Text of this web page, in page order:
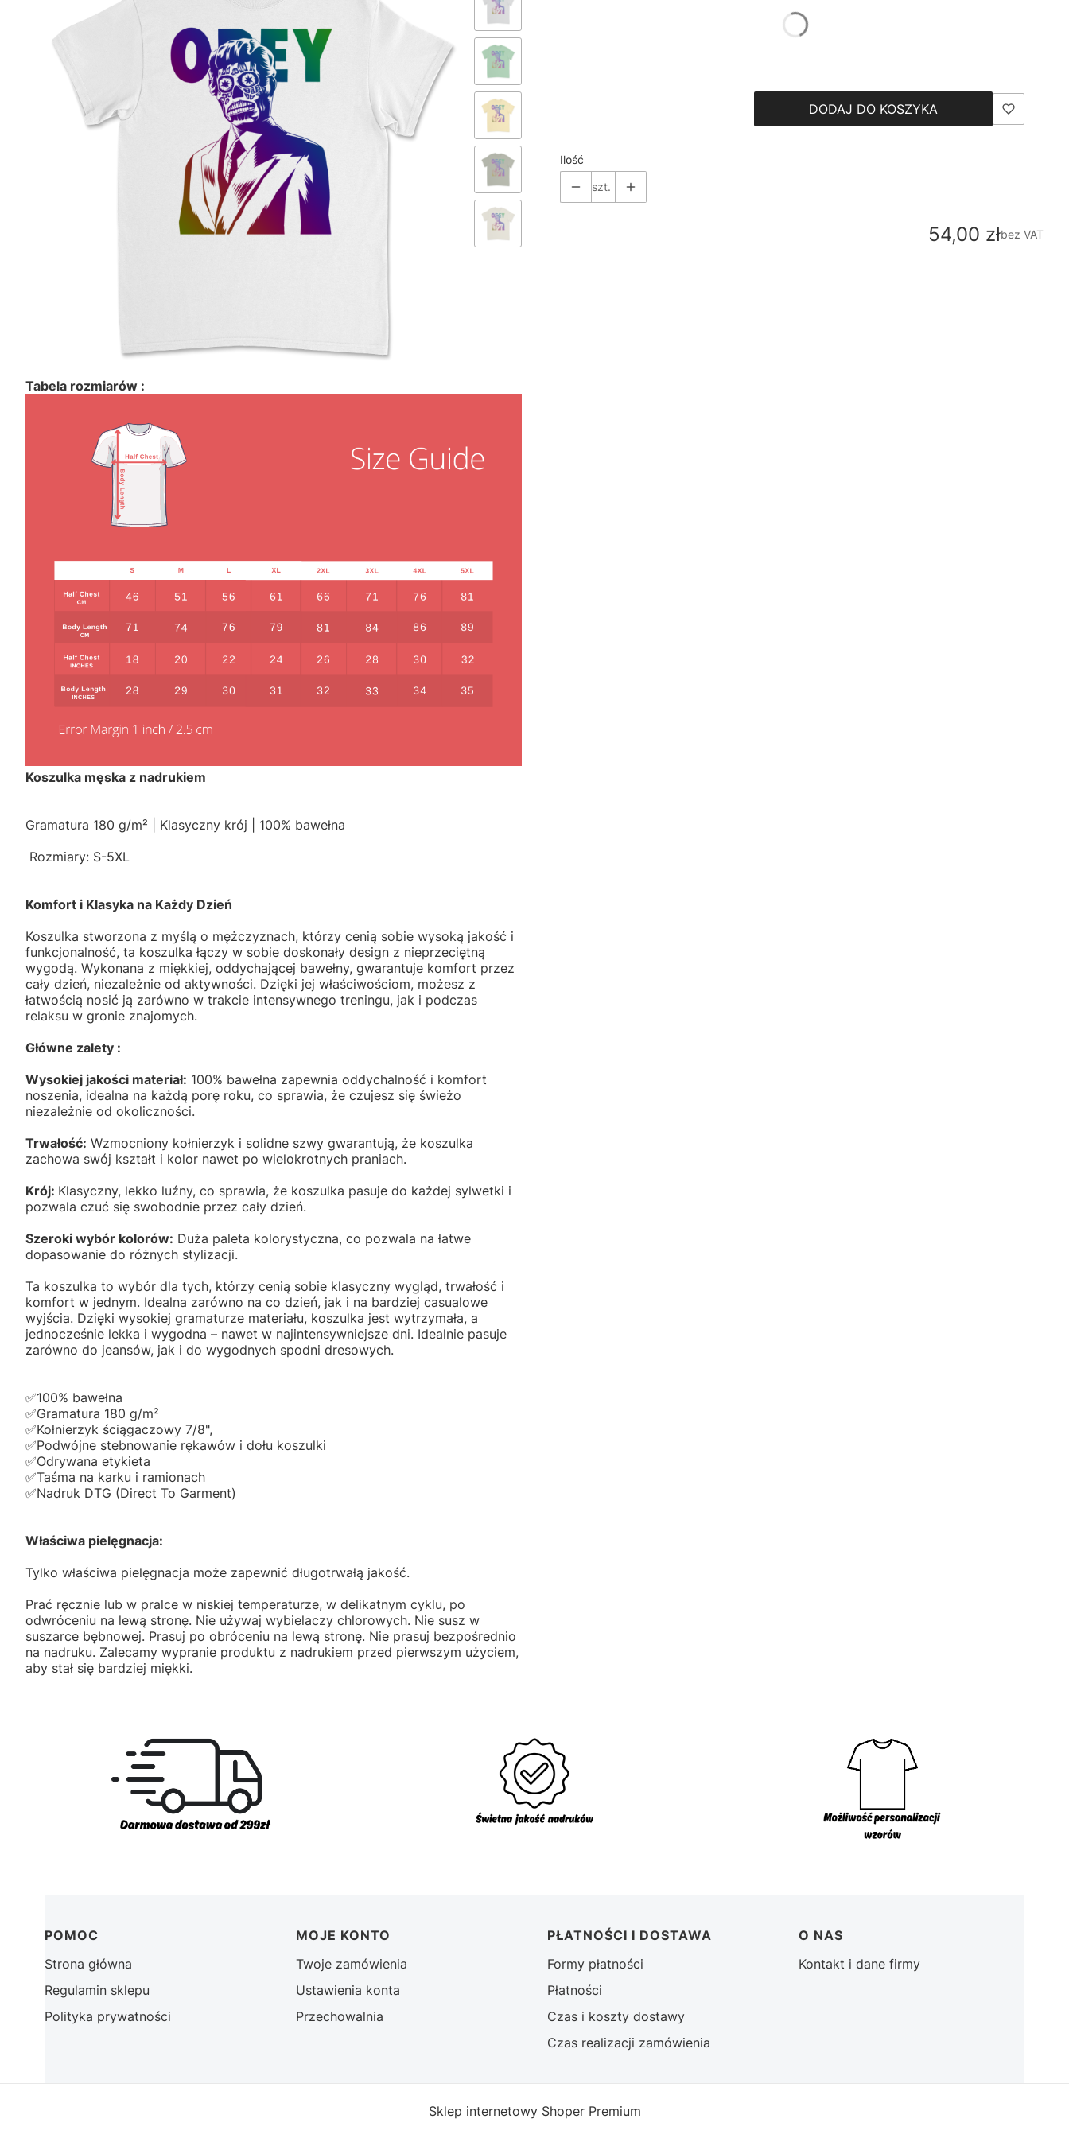
DODAJ DO KOSZYKA
Ilość
szt.
Cena
54,00 złbez VAT
Tabela rozmiarów :
Koszulka męska z nadrukiem
Gramatura 180 g/m² | Klasyczny krój | 100% bawełna
Rozmiary: S-5XL
Komfort i Klasyka na Każdy Dzień
Koszulka stworzona z myślą o mężczyznach, którzy cenią sobie wysoką jakość i
funkcjonalność, ta koszulka łączy w sobie doskonały design z nieprzeciętną
wygodą. Wykonana z miękkiej, oddychającej bawełny, gwarantuje komfort przez
cały dzień, niezależnie od aktywności. Dzięki jej właściwościom, możesz z
łatwością nosić ją zarówno w trakcie intensywnego treningu, jak i podczas
relaksu w gronie znajomych.
Główne zalety :
Wysokiej jakości materiał: 100% bawełna zapewnia oddychalność i komfort
noszenia, idealna na każdą porę roku, co sprawia, że czujesz się świeżo
niezależnie od okoliczności.
Trwałość: Wzmocniony kołnierzyk i solidne szwy gwarantują, że koszulka
zachowa swój kształt i kolor nawet po wielokrotnych praniach.
Krój: Klasyczny, lekko luźny, co sprawia, że koszulka pasuje do każdej sylwetki i
pozwala czuć się swobodnie przez cały dzień.
Szeroki wybór kolorów: Duża paleta kolorystyczna, co pozwala na łatwe
dopasowanie do różnych stylizacji.
Ta koszulka to wybór dla tych, którzy cenią sobie klasyczny wygląd, trwałość i
komfort w jednym. Idealna zarówno na co dzień, jak i na bardziej casualowe
wyjścia. Dzięki wysokiej gramaturze materiału, koszulka jest wytrzymała, a
jednocześnie lekka i wygodna – nawet w najintensywniejsze dni. Idealnie pasuje
zarówno do jeansów, jak i do wygodnych spodni dresowych.
✅️100% bawełna
✅️Gramatura 180 g/m²
✅️Kołnierzyk ściągaczowy 7/8",
✅️Podwójne stebnowanie rękawów i dołu koszulki
✅️Odrywana etykieta
✅️Taśma na karku i ramionach
✅️Nadruk DTG (Direct To Garment)
Właściwa pielęgnacja:
Tylko właściwa pielęgnacja może zapewnić długotrwałą jakość.
Prać ręcznie lub w pralce w niskiej temperaturze, w delikatnym cyklu, po
odwróceniu na lewą stronę. Nie używaj wybielaczy chlorowych. Nie susz w
suszarce bębnowej. Prasuj po obróceniu na lewą stronę. Nie prasuj bezpośrednio
na nadruku. Zalecamy wypranie produktu z nadrukiem przed pierwszym użyciem,
aby stał się bardziej miękki.
Linki w stopce
POMOC
Strona główna
Regulamin sklepu
Polityka prywatności
MOJE KONTO
Twoje zamówienia
Ustawienia konta
Przechowalnia
PŁATNOŚCI I DOSTAWA
Formy płatności
Płatności
Czas i koszty dostawy
Czas realizacji zamówienia
O NAS
Kontakt i dane firmy
Sklep internetowy Shoper Premium